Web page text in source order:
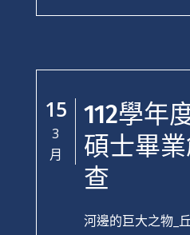
15
3
月
112學年
碩士畢
查
河邊的巨大之物_